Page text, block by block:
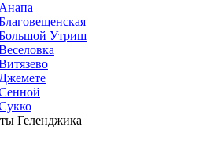
Утриш
Геленджика